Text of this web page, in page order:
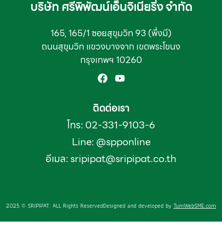
บริษัท ศรีพิพัฒน์เอ็นจิเนียริ่ง จำกัด
165, 165/1 ซอยสุขุมวิท 93 (พึ่งมี)
ถนนสุขุมวิท แขวงบางจาก เขตพระโขนง
กรุงเทพฯ 10260
ติดต่อเรา
โทร: 02-331-9103-6
Line: @spponline
อีเมล:sripipat@sripipat.co.th
2025 © SRIPIPAT. ALL Rights ReservedDesigned and developed by TumWebSME.com